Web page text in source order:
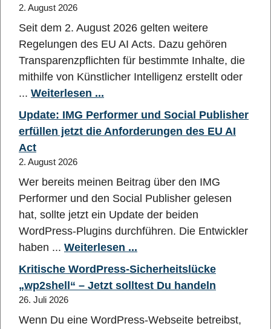
2. August 2026
Seit dem 2. August 2026 gelten weitere
Regelungen des EU AI Acts. Dazu gehören
Transparenzpflichten für bestimmte Inhalte, die
mithilfe von Künstlicher Intelligenz erstellt oder
... Weiterlesen ...
Update: IMG Performer und Social Publisher
erfüllen jetzt die Anforderungen des EU AI
Act
2. August 2026
Wer bereits meinen Beitrag über den IMG
Performer und den Social Publisher gelesen
hat, sollte jetzt ein Update der beiden
WordPress-Plugins durchführen. Die Entwickler
haben ... Weiterlesen ...
Kritische WordPress-Sicherheitslücke
„wp2shell“ – Jetzt solltest Du handeln
26. Juli 2026
Wenn Du eine WordPress-Webseite betreibst,